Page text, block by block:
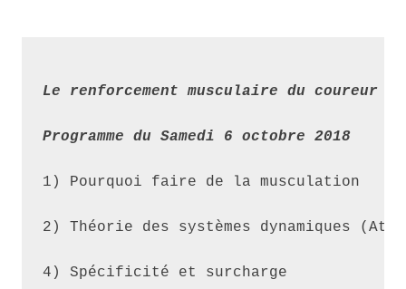
Le renforcement musculaire du coureur
Programme du Samedi 6 octobre 2018
1) Pourquoi faire de la musculation
2) Théorie des systèmes dynamiques
4) Spécificité et surcharge